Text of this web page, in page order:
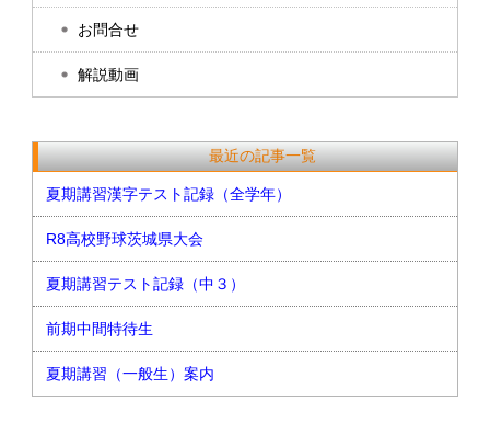
お問合せ
解説動画
最近の記事一覧
夏期講習漢字テスト記録（全学年）
R8高校野球茨城県大会
夏期講習テスト記録（中３）
前期中間特待生
夏期講習（一般生）案内